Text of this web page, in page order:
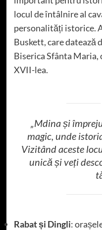
locul de întâlnire al
personalități istorice.
Buskett, care datează
Biserica Sfânta Maria,
XVII-lea.
„Mdina și
magic, unde
Vizitând aceste
unică și veți
Rabat și Dingli: